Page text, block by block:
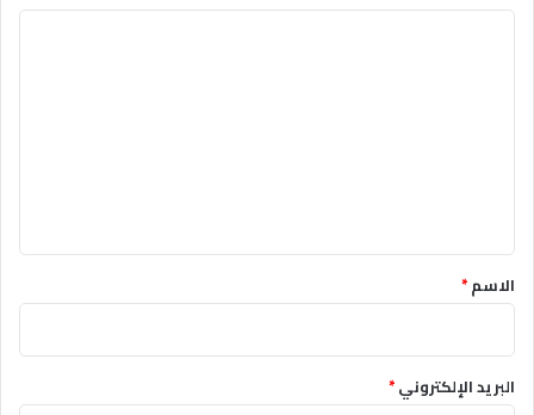
*الاسم*
البريد الإلكتروني*